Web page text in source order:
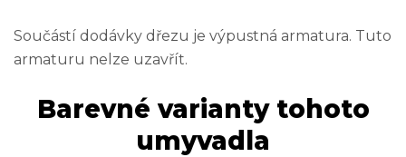
Součástí dodávky dřezu je výpustná armatura. Tuto
armaturu nelze uzavřít.
Barevné varianty tohoto
umyvadla